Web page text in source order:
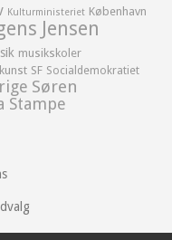
Kulturministeriet København
Jensen
musikskoler
SF Socialdemokratiet
Søren
Stampe